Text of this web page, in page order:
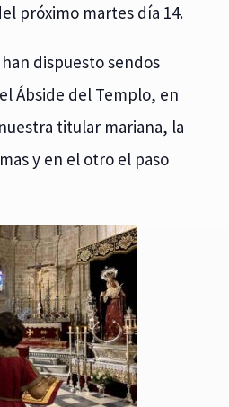
próximo martes día 14.
dispuesto sendos
Ábside del Templo, en
titular mariana, la
y en el otro el paso